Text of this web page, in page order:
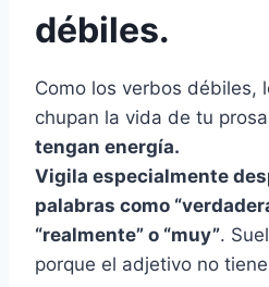
débiles.
Como los verbos débiles,
chupan la vida de tu
tengan energía.
Vigila especialmente
palabras como
“realmente” o “muy”.
porque el adjetivo no